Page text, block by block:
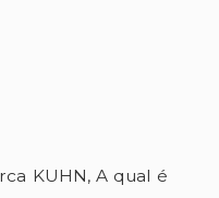
KUHN, A qual é